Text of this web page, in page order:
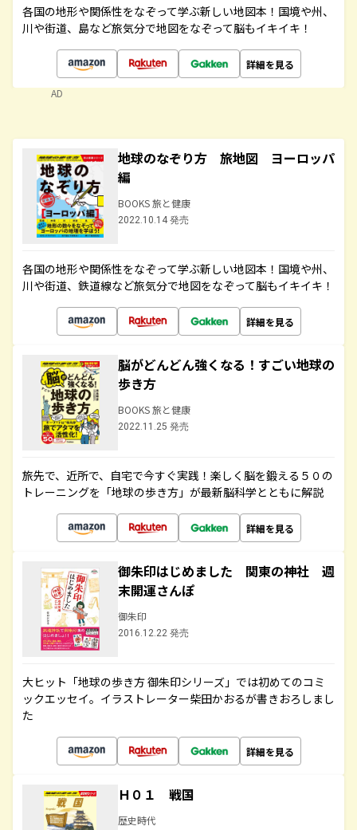
各国の地形や関係性をなぞって学ぶ新しい地図本！国境や州、
川や街道、島など旅気分で地図をなぞって脳もイキイキ！
詳細を見る
AD
地球のなぞり方 旅地図 ヨーロッパ
編
BOOKS 旅と健康
2022.10.14 発売
各国の地形や関係性をなぞって学ぶ新しい地図本！国境や州、
川や街道、鉄道線など旅気分で地図をなぞって脳もイキイキ！
詳細を見る
脳がどんどん強くなる！すごい地球の
歩き方
BOOKS 旅と健康
2022.11.25 発売
旅先で、近所で、自宅で今すぐ実践！楽しく脳を鍛える５０の
トレーニングを「地球の歩き方」が最新脳科学とともに解説
詳細を見る
御朱印はじめました 関東の神社 週
末開運さんぽ
御朱印
2016.12.22 発売
大ヒット「地球の歩き方 御朱印シリーズ」では初めてのコミ
ックエッセイ。イラストレーター柴田かおるが書きおろしまし
た
詳細を見る
Ｈ０１ 戦国
歴史時代